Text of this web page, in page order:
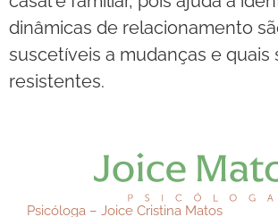
dinâmicas de relacionamento
suscetíveis a mudanças e quais
resistentes.
Psicóloga – Joice Cristina Matos